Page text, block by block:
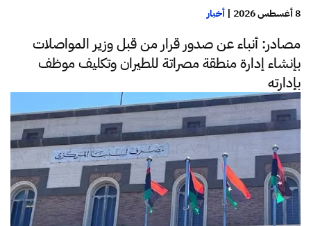
8 أغسطس 2026 | أخبار
مصادر: أنباء عن صدور قرار من قبل وزير المواصلات
بإنشاء إدارة منطقة مصراتة للطيران وتكليف موظف
بإدارته